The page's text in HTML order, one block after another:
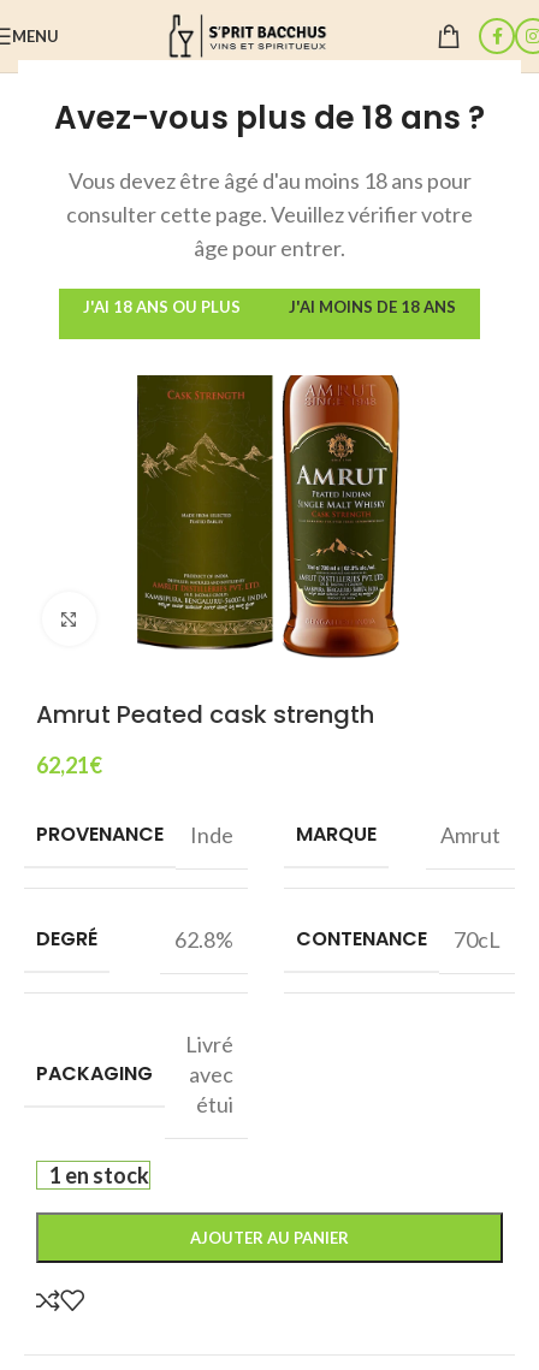
Avez-vous plus de 18 ans ?
Vous devez être âgé d'au moins 18 ans pour
consulter cette page. Veuillez vérifier votre
âge pour entrer.
J'AI 18 ANS OU PLUS J'AI MOINS DE 18 ANS
MENU
Accueil/Whiskies
Agrandir
Amrut Peated cask strength
62,21€
PROVENANCE Inde MARQUE Amrut
DEGRÉ 62.8% CONTENANCE 70cL
PACKAGING
Livré
avec
étui
1 en stock
AJOUTER AU PANIER